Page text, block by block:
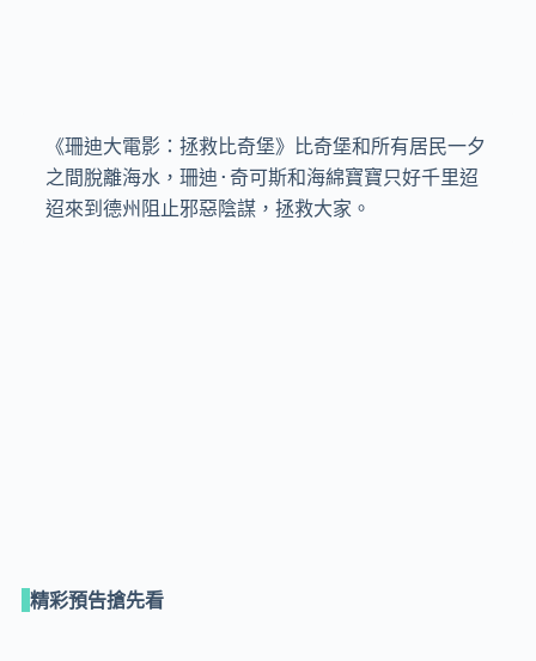
《珊迪大電影：拯救比奇堡》比奇堡和所有居民一夕
之間脫離海水，珊迪·奇可斯和海綿寶寶只好千里迢
迢來到德州阻止邪惡陰謀，拯救大家。
精彩預告搶先看